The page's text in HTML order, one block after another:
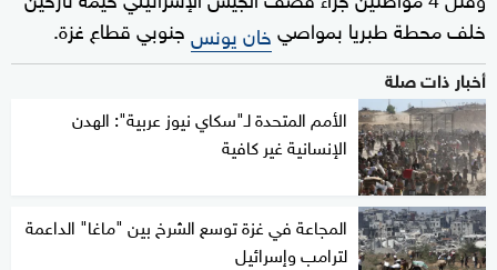
خلف محطة طبريا بمواصيخان يونسجنوبي قطاع غزة.
أخبار ذات صلة
الأمم المتحدة لـ"سكاي نيوز عربية": الهدن
الإنسانية غير كافية
المجاعة في غزة توسع الشرخ بين "ماغا" الداعمة
لترامب وإسرائيل